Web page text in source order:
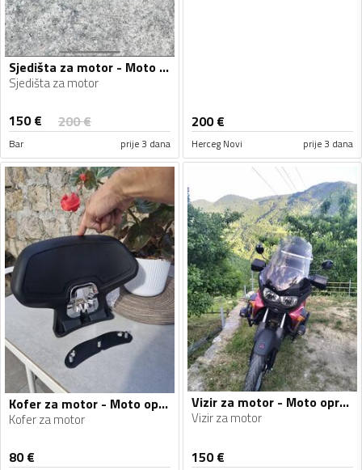
Sjedišta za motor - Moto oprema
Sjedišta za motor
150€ 200€
Bar prije 3 dana
200€
Herceg Novi prije 3 dana
Kofer za motor - Moto oprema
Kofer za motor
80€
Vizir za motor - Moto oprema
Vizir za motor
150€